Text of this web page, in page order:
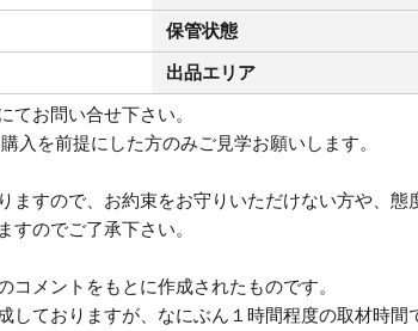
保管状態
出品エリア
てお問い合せ下さい。
入を前提にした方のみご見学お願いします。
ますので、お約束をお守りいただけない方や、
すのでご了承下さい。
コメントをもとに作成されたものです。
しておりますが、なにぶん１時間程度の取材時